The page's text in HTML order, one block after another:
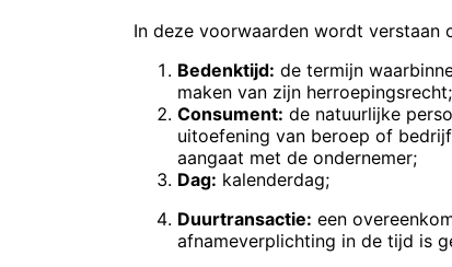
In deze voorwaarden wordt verstaan
Bedenktijd: de termijn
maken van zijn herroepingsrecht;
Consument: de natuurlijke
uitoefening van beroep of
aangaat met de ondernemer;
Dag: kalenderdag;
Duurtransactie: een
afnameverplichting in de tijd is